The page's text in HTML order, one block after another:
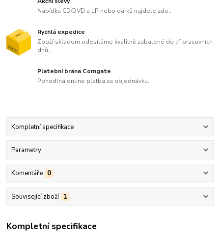
Nabídku CD/DVD a LP nebo dárků najdete zde..
Rychlá expedice
Zboží skladem odesíláme kvalitně zabalené do tří pracovních
dnů..
Platební brána Comgate
Pohodlná online platba za objednávku.
Kompletní specifikace
Parametry
Komentáře 0
Související zboží 1
Kompletní specifikace